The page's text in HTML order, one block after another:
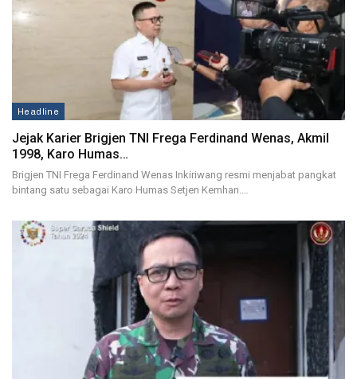
Headline
Jejak Karier Brigjen TNI Frega Ferdinand Wenas, Akmil
1998, Karo Humas…
Brigjen TNI Frega Ferdinand Wenas Inkiriwang resmi menjabat pangkat
bintang satu sebagai Karo Humas Setjen Kemhan.…